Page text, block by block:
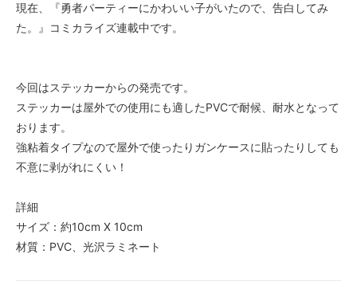
現在、『勇者パーティーにかわいい子がいたので、告白してみ
た。』コミカライズ連載中です。
今回はステッカーからの発売です。
ステッカーは屋外での使用にも適したPVCで耐候、耐水となって
おります。
強粘着タイプなので屋外で使ったりガンケースに貼ったりしても
不意に剥がれにくい！
詳細
サイズ：約10cm X 10cm
材質：PVC、光沢ラミネート